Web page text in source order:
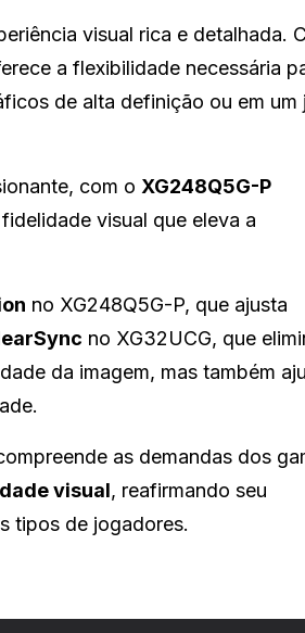
visual rica e detalhada.
a flexibilidade necessária
de alta definição ou em um
com o XG248Q5G-P
visual que eleva a
no XG248Q5G-P, que ajusta
no XG32UCG, que
da imagem, mas também
as demandas dos
visual, reafirmando seu
tipos de jogadores.